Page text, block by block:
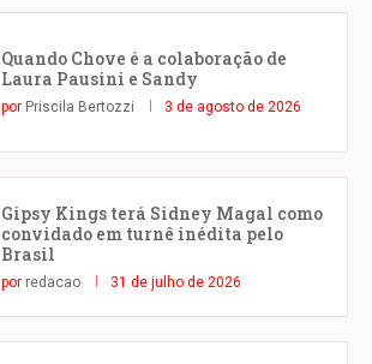
Quando Chove é a colaboração de
Laura Pausini e Sandy
por Priscila Bertozzi 3 de agosto de 2026
Gipsy Kings terá Sidney Magal como
convidado em turnê inédita pelo
Brasil
por redacao 31 de julho de 2026